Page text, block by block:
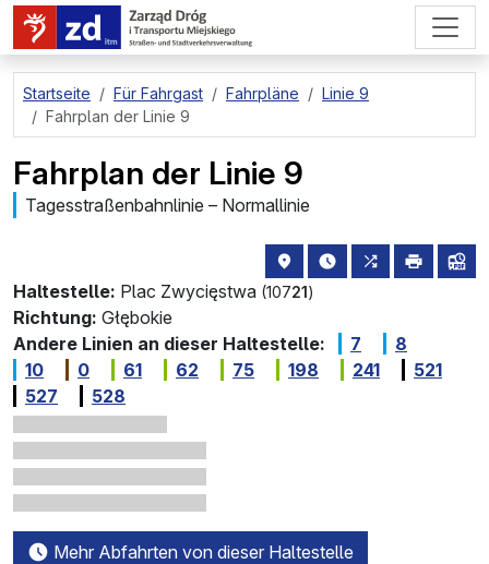
zum Hauptinhalt springen
Startseite Für Fahrgast Fahrpläne
Linie 9
Fahrplan der Linie 9
Fahrplan der Linie 9
Tagesstraßenbahnlinie – Normallinie
Haltestelle: Plac Zwycięstwa (10721)
Haltestellenstandort auf
die nächsten
alle Linien,
drucken
Richtung: Głębokie
Andere Linien an dieser Haltestelle:
7
8
10
0 61 62 75 198 241
521
527
528
Mehr Abfahrten von dieser Haltestelle